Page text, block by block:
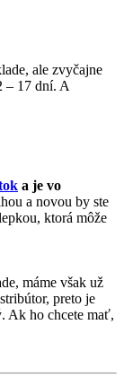
ale zvyčajne
– 17 dní. A
a je vo
a novou by ste
ktorá môže
máme však už
preto je
Ak ho chcete mať,